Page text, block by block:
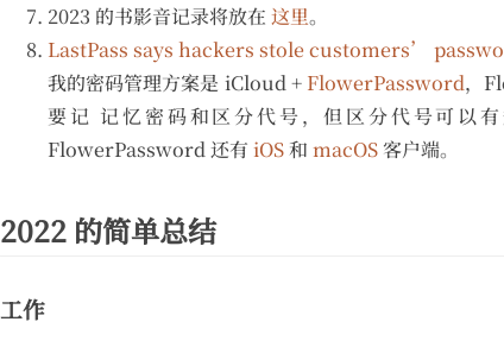
2023 的书影音记录将放在 这里。
LastPass says hackers stole customers’
我的密码管理方案是 iCloud + FlowerPassword，
要记 记忆密码和区分代号，但区分代号可以
FlowerPassword 还有 iOS和 macOS 客户端。
2022 的简单总结
工作